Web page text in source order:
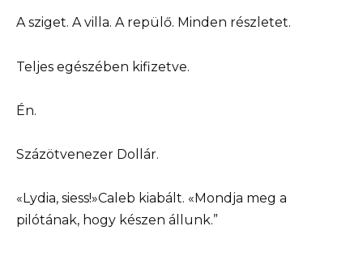
A sziget. A villa. A repülő. Minden részletet.
Teljes egészében kifizetve.
Én.
Százötvenezer Dollár.
«Lydia, siess!»Caleb kiabált. «Mondja meg a
pilótának, hogy készen állunk.”